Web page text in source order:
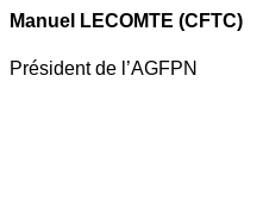
Manuel LECOMTE (CFTC)
Président de l’AGFPN